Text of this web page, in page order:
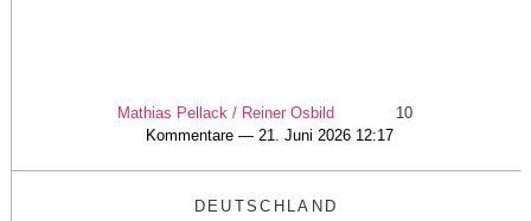
Mathias Pellack / Reiner Osbild
10
Kommentare — 21. Juni 2026 12:17
DEUTSCHLAND